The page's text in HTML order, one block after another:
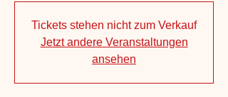
Tickets stehen nicht zum Verkauf
Jetzt andere Veranstaltungen
ansehen